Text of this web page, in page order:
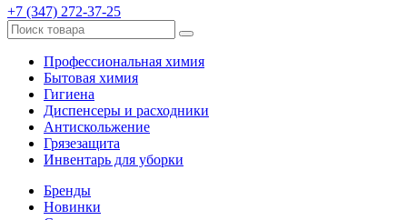
+7 (347) 272-37-25
Профессиональная химия
Бытовая химия
Гигиена
Диспенсеры и расходники
Антискольжение
Грязезащита
Инвентарь для уборки
Бренды
Новинки